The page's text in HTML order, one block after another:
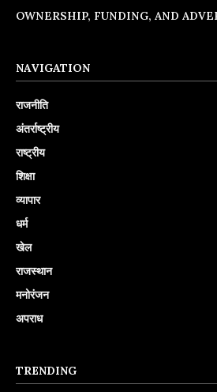
OWNERSHIP, FUNDING, AND
NAVIGATION
राजनीति
अंतर्राष्ट्रीय
राष्ट्रीय
शिक्षा
व्यापार
धर्म
खेल
राजस्थान
मनोरंजन
अपराध
TRENDING